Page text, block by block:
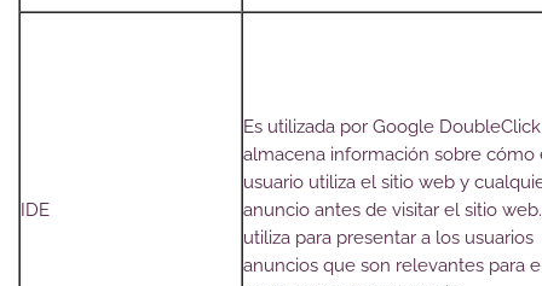
IDE
Es utilizada por Google
almacena información sobre cómo
usuario utiliza el sitio web y
anuncio antes de visitar el sitio
utiliza para presentar a los usuarios
anuncios que son relevantes para